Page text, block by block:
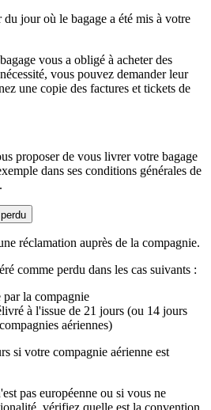
jour où le bagage a été mis à votre
vous a obligé à acheter des
vous pouvez demander leur
une copie des factures et tickets de
proposer de vous livrer votre bagage
dans ses conditions générales de
réclamation auprès de la compagnie.
comme perdu dans les cas suivants :
par la compagnie
à l'issue de 21 jours (ou 14 jours
aériennes)
si votre compagnie aérienne est
pas européenne ou si vous ne